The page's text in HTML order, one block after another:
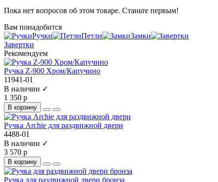
Пока нет вопросов об этом товаре. Станьте первым!
Вам понадобится
Ручки
Петли
Замки
Завертки
Рекомендуем
Ручка Z-900 Хром/Капучино
11941-01
В наличии ✓
1 350 р
В корзину
Ручка Archie для раздвижной двери
4488-01
В наличии ✓
3 570 р
В корзину
Ручка для раздвижной двери бронза